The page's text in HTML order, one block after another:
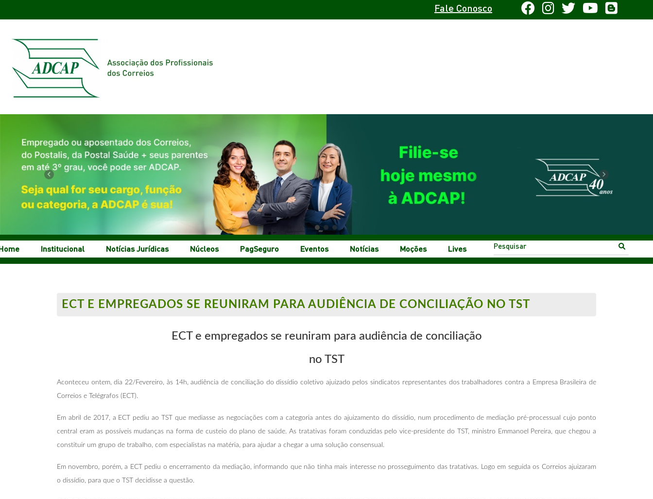
Fale Conosco
Previous Next
Institucional Notícias Jurídicas Núcleos PagSeguro Eventos Notícias Moções Lives
ECT E EMPREGADOS SE REUNIRAM PARA AUDIÊNCIA DE CONCILIAÇÃO NO TST
ECT e empregados se reuniram para audiência de conciliação
no TST
Aconteceu ontem, dia 22/Fevereiro, às 14h, audiência de conciliação do dissídio coletivo ajuizado pelos sindicatos representantes dos trabalhadores contra a Empresa Brasileira de
Correios e Telégrafos (ECT).
Em abril de 2017, a ECT pediu ao TST que mediasse as negociações com a categoria antes do ajuizamento do dissídio, num procedimento de mediação pré-processual cujo ponto
central eram as possíveis mudanças na forma de custeio do plano de saúde. As tratativas foram conduzidas pelo vice-presidente do TST, ministro Emmanoel Pereira, que chegou a
constituir um grupo de trabalho, com especialistas na matéria, para ajudar a chegar a uma solução consensual.
Em novembro, porém, a ECT pediu o encerramento da mediação, informando que não tinha mais interesse no prosseguimento das tratativas. Logo em seguida os Correios ajuizaram
o dissídio, para que o TST decidisse a questão.